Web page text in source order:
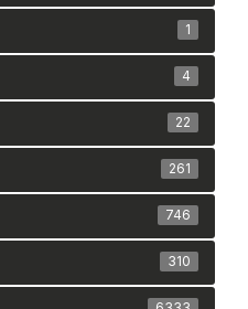
1
4
22
261
746
310